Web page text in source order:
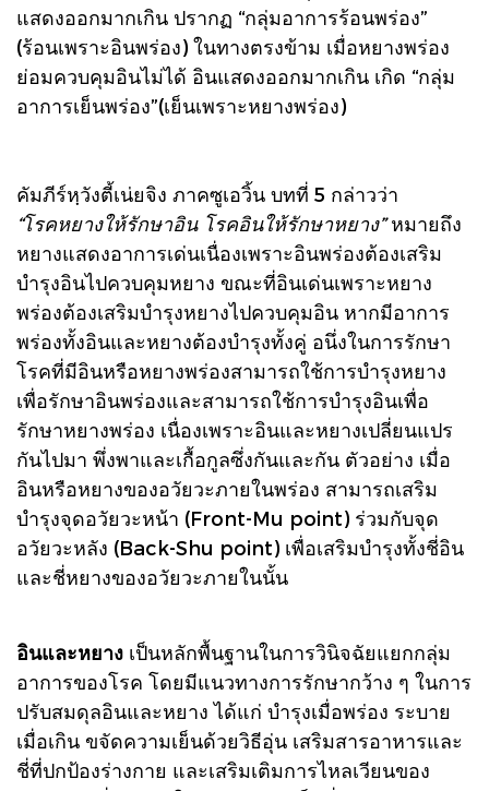
แสดงออกมากเกิน ปรากฏ “กลุ่มอาการร้อนพร่อง”
(ร้อนเพราะอินพร่อง) ในทางตรงข้าม เมื่อหยางพร่อง
ย่อมควบคุมอินไม่ได้ อินแสดงออกมากเกิน เกิด “กลุ่ม
อาการเย็นพร่อง”(เย็นเพราะหยางพร่อง)
คัมภีร์หฺวังตี้เน่ยจิง ภาคซูเอวิ้น บทที่ 5 กล่าวว่า
“โรคหยางให้รักษาอิน โรคอินให้รักษาหยาง”หมายถึง
หยางแสดงอาการเด่นเนื่องเพราะอินพร่องต้องเสริม
บำรุงอินไปควบคุมหยาง ขณะที่อินเด่นเพราะหยาง
พร่องต้องเสริมบำรุงหยางไปควบคุมอิน หากมีอาการ
พร่องทั้งอินและหยางต้องบำรุงทั้งคู่ อนึ่งในการรักษา
โรคที่มีอินหรือหยางพร่องสามารถใช้การบำรุงหยาง
เพื่อรักษาอินพร่องและสามารถใช้การบำรุงอินเพื่อ
รักษาหยางพร่อง เนื่องเพราะอินและหยางเปลี่ยนแปร
กันไปมา พึ่งพาและเกื้อกูลซึ่งกันและกัน ตัวอย่าง เมื่อ
อินหรือหยางของอวัยวะภายในพร่อง สามารถเสริม
บำรุงจุดอวัยวะหน้า (Front-Mu point) ร่วมกับจุด
อวัยวะหลัง (Back-Shu point) เพื่อเสริมบำรุงทั้งชี่อิน
และชี่หยางของอวัยวะภายในนั้น
อินและหยาง เป็นหลักพื้นฐานในการวินิจฉัยแยกกลุ่ม
อาการของโรค โดยมีแนวทางการรักษากว้าง ๆ ในการ
ปรับสมดุลอินและหยาง ได้แก่ บำรุงเมื่อพร่อง ระบาย
เมื่อเกิน ขจัดความเย็นด้วยวิธีอุ่น เสริมสารอาหารและ
ชี่ที่ปกป้องร่างกาย และเสริมเติมการไหลเวียนของ